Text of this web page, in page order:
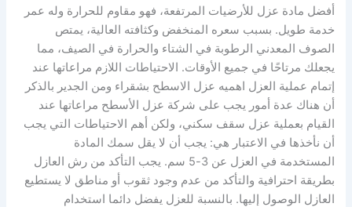
أفضل مادة عزل للأرضيات المرتفعة، فهو مقاوم للحرارة وله عمر
خدمة طويل. بسبب سعره المنخفض وكثافته العالية، يمتص
الصوف المعدني الرطوبة في الشتاء والحرارة في الصيف، مما
يجعلك مرتاحًا في جميع الأوقات. الاحتياطات اللازم مراعاتها عند
إتمام عملية العزل اهميه عزل الاسطح بشقراء ومن الجدير بالذكر
أن هناك عدة أمور يجب على شركة عزل الأسطح مراعاتها عند
القيام بعملية عزل سقف سكني، ولكن أهم الاحتياطات التي يجب
أن نأخذها في الاعتبار هي: يجب أن لا يقل سمك المادة
المستخدمة في العزل عن 3-5 سم. يجب التأكد من رش العازل
بطريقة احترافية والتأكد من عدم وجود ثقوب أو مناطق لا يستطيع
العازل الوصول إليها. بالنسبة للعزل يفضل دائما استخدام